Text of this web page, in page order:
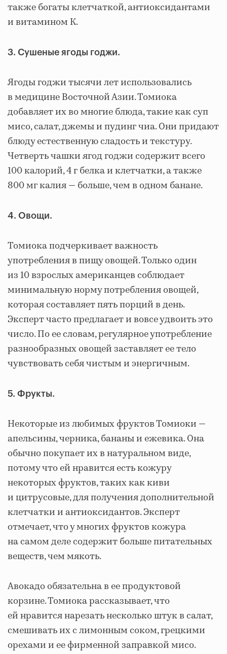
также богаты клетчаткой, антиоксидантами
и витамином К.
3. Сушеные ягоды годжи.
Ягоды годжи тысячи лет использовались
в медицине Восточной Азии. Томиока
добавляет их во многие блюда, такие как суп
мисо, салат, джемы и пудинг чиа. Они придают
блюду естественную сладость и текстуру.
Четверть чашки ягод годжи содержит всего
100 калорий, 4 г белка и клетчатки, а также
800 мг калия — больше, чем в одном банане.
4. Овощи.
Томиока подчеркивает важность
употребления в пищу овощей. Только один
из 10 взрослых американцев соблюдает
минимальную норму потребления овощей,
которая составляет пять порций в день.
Эксперт часто предлагает и вовсе удвоить это
число. По ее словам, регулярное употребление
разнообразных овощей заставляет ее тело
чувствовать себя чистым и энергичным.
5. Фрукты.
Некоторые из любимых фруктов Томиоки —
апельсины, черника, бананы и ежевика. Она
обычно покупает их в натуральном виде,
потому что ей нравится есть кожуру
некоторых фруктов, таких как киви
и цитрусовые, для получения дополнительной
клетчатки и антиоксидантов. Эксперт
отмечает, что у многих фруктов кожура
на самом деле содержит больше питательных
веществ, чем мякоть.
Авокадо обязательна в ее продуктовой
корзине. Томиока рассказывает, что
ей нравится нарезать несколько штук в салат,
смешивать их с лимонным соком, грецкими
орехами и ее фирменной заправкой мисо.